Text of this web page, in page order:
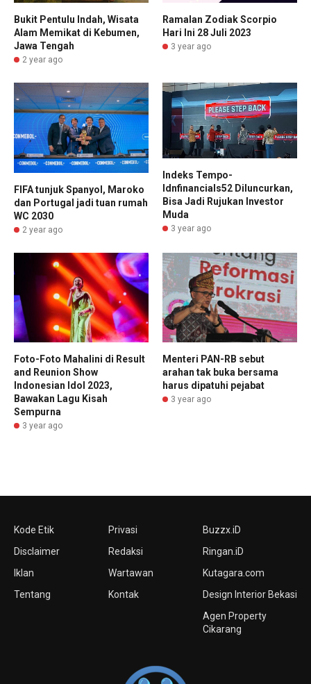
Bukit Pentulu Indah, Wisata
Alam Memikat di Kebumen,
Jawa Tengah
2 year ago
Ramalan Zodiak Scorpio
Hari Ini 28 Juli 2023
3 year ago
FIFA tunjuk Spanyol, Maroko
dan Portugal jadi tuan rumah
WC 2030
2 year ago
Indeks Tempo-
Idnfinancials52 Diluncurkan,
Bisa Jadi Rujukan Investor
Muda
3 year ago
Foto-Foto Mahalini di Result
and Reunion Show
Indonesian Idol 2023,
Bawakan Lagu Kisah
Sempurna
3 year ago
Menteri PAN-RB sebut
arahan tak buka bersama
harus dipatuhi pejabat
3 year ago
Kode Etik
Disclaimer
Iklan
Tentang
Privasi
Redaksi
Wartawan
Kontak
Buzzx.iD
Ringan.iD
Kutagara.com
Design Interior Bekasi
Agen Property
Cikarang